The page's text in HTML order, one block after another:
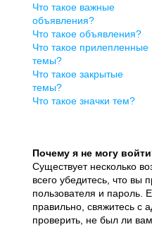
Что такое важные
объявления?
Что такое объявления?
Что такое прилепленные
темы?
Что такое закрытые
темы?
Что такое значки тем?
Почему я не могу
Существует несколько
всего убедитесь, что вы
пользователя и пароль.
правильно, свяжитесь с
проверить, не был ли